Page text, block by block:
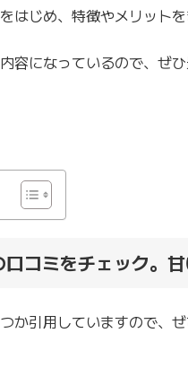
じめ、特徴やメリットを
容になっているので、ぜ
コミをチェック。
か引用していますので、